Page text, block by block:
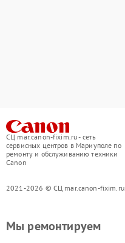
СЦ mar.canon-fixim.ru - сеть
сервисных центров в Мариуполе по
ремонту и обслуживанию техники
Canon
2021-2026 © СЦ mar.canon-fixim.ru
Мы ремонтируем